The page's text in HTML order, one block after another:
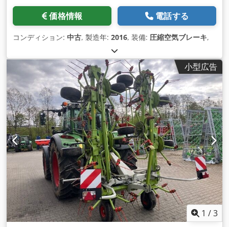
価格情報 電話する
コンディション: 中古, 製造年: 2016, 装備: 圧縮空気ブレーキ,
小型広告
1 /3